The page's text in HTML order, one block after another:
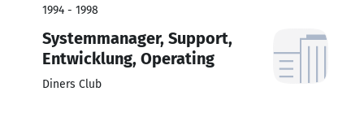
1994 - 1998
Systemmanager, Support,
Entwicklung, Operating
Diners Club